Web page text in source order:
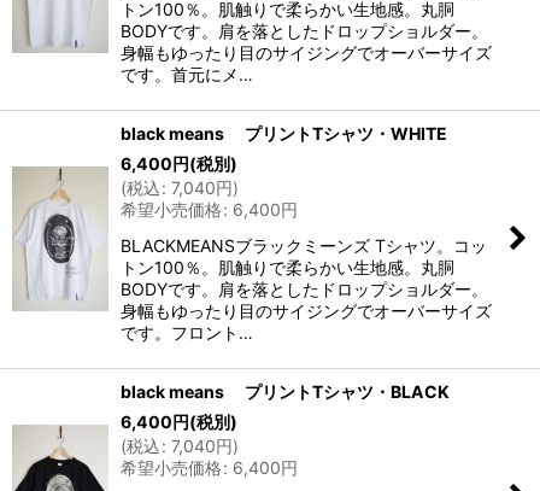
トン100％。肌触りで柔らかい生地感。丸胴
BODYです。肩を落としたドロップショルダー。
身幅もゆったり目のサイジングでオーバーサイズ
です。首元にメ…
black means プリントTシャツ・WHITE
6,400円(税別)
(税込: 7,040円)
希望小売価格: 6,400円
BLACKMEANSブラックミーンズ Tシャツ。コッ
トン100％。肌触りで柔らかい生地感。丸胴
BODYです。肩を落としたドロップショルダー。
身幅もゆったり目のサイジングでオーバーサイズ
です。フロント…
black means プリントTシャツ・BLACK
6,400円(税別)
(税込: 7,040円)
希望小売価格: 6,400円